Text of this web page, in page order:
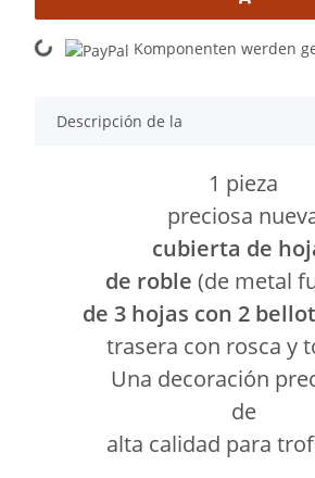
Loading... Komponenten werden
Descripción de la
1 pieza
preciosa
cubierta de
de roble (de metal
de 3 hojas con 2
trasera con rosca y
Una decoración
de
alta calidad para